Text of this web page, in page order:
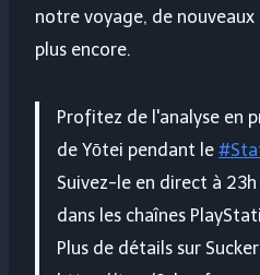
notre voyage, de
plus encore.
Profitez de l'analyse en
de Yōtei pendant le
Suivez-le en direct à
dans les chaînes
Plus de détails sur